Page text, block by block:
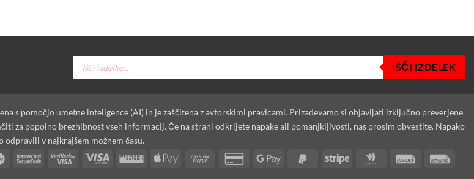
Products
search
IŠČI IZDELEK
s pomočjo umetne inteligence (AI) in je zaščitena z avtorskimi pravicami. Prizadevamo si objavljati izključno preverjene,
za popolno brezhibnost vseh informacij. Če na strani odkrijete napake ali pomanjkljivosti, nas prosim obvestite. Napako
odpravili v najkrajšem možnem času.
Maestro MasterCard
Visa
Visa
Western Apple
Cash
Credit
Google
PayPal
Stripe
Google
Invoice